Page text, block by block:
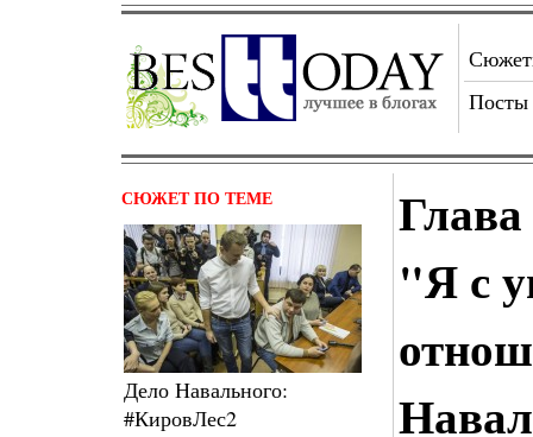
Посты
СЮЖЕТ ПО ТЕМЕ
Дело Навального:
#КировЛес2
"Я с